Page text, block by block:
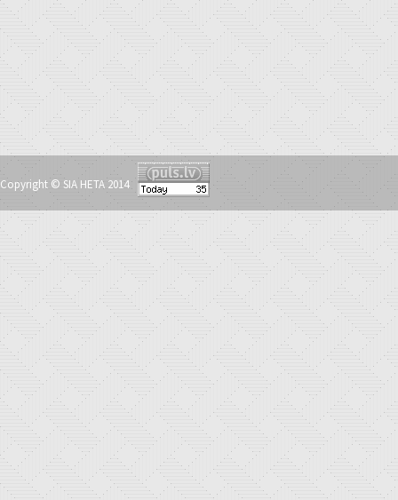
Copyright © SIA HETA 2014